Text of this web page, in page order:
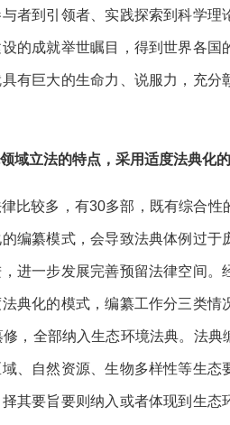
者到引领者、实践探索到科学
的成就举世瞩目，得到世界各
有巨大的生命力、说服力，充
域立法的特点，采用适度法典化
比较多，有30多部，既有综合
编纂模式，会导致法典体例过
进一步发展完善预留法律空间
典化的模式，编纂工作分三类
，全部纳入生态环境法典。法
、自然资源、生物多样性等生
其要旨要则纳入或者体现到生